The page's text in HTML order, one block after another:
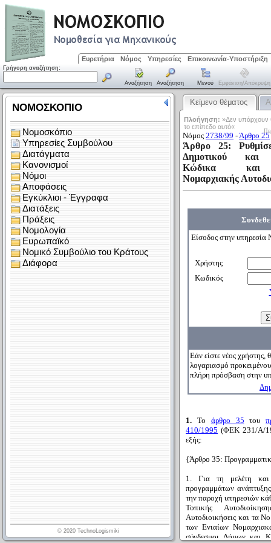
Ευρετήρια Νόμος Υπηρεσίες Επικοινωνία-Υποστήριξη
Γρήγορη αναζήτηση:
Αναζήτηση Αναζήτηση Μενού Εμφάνιση/απόκρυψη
Κείμενο θέματος